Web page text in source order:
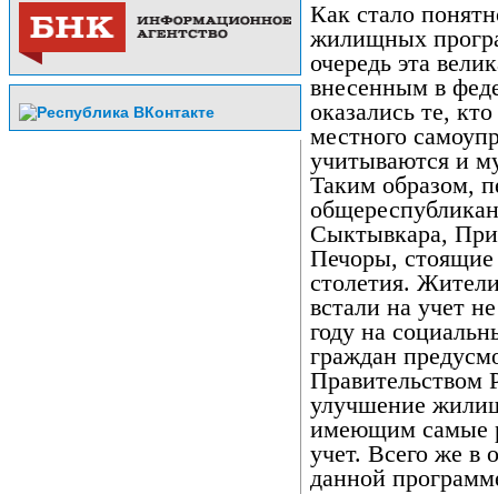
Как стало
жилищных
очередь эта
внесенным в
оказались те,
местного
учитываются и
Таким образом,
Сыктывкара,
Печоры, стоящие
столетия.
встали на учет
году на
граждан
Правительством
улучшение
имеющим самые
учет. Всего же в
данной